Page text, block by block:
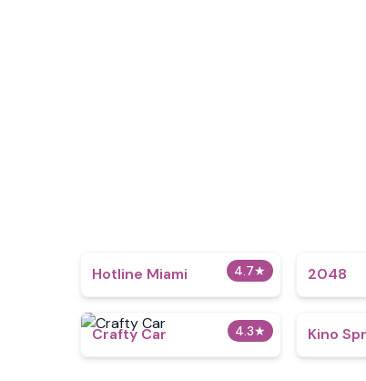
4.7★
Hotline Miami 2048
4.3★
Crafty Car Kino